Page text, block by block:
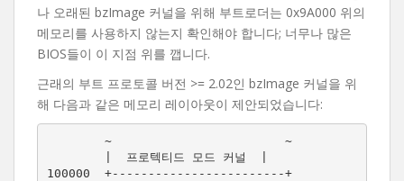
나 오래된 bzImage 커널을 위해 부트로더는 0x9A000 위의
메모리를 사용하지 않는지 확인해야 합니다; 너무나 많은
BIOS들이 이 지점 위를 깹니다.
근래의 부트 프로토콜 버전 >= 2.02인 bzImage 커널을 위
해 다음과 같은 메모리 레이아웃이 제안되었습니다:
100000  +------------------------+